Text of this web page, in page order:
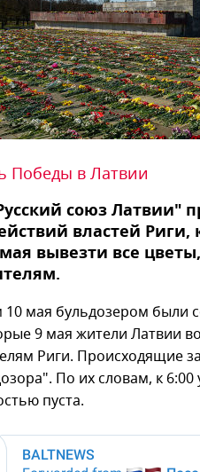
Победы в Латвии
союз Латвии"
властей
вывезти все
10 мая бульдозером были
9 мая жители Латвии
Риги. Происходящие
По их словам, к
пуста.